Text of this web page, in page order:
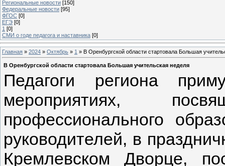
Региональные новости [150]
Федеральные новости [95]
ФГОС [0]
ЕГЭ [0]
1 [0]
СМИ о годе педагога и наставника [0]
Главная » 2024 » Октябрь » 1 » В Оренбургской области стартовала Большая
В Оренбургской области стартовала Большая учительская неделя
Педагоги региона
мероприятиях,
профессионального
руководителей, в
Кремлевском Дворце,